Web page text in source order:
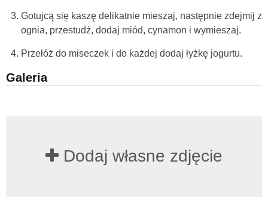
Gotujcą się kaszę delikatnie mieszaj, następnie zdejmij z
ognia, przestudź, dodaj miód, cynamon i wymieszaj.
Przełóż do miseczek i do każdej dodaj łyżkę jogurtu.
Galeria
Dodaj własne zdjęcie